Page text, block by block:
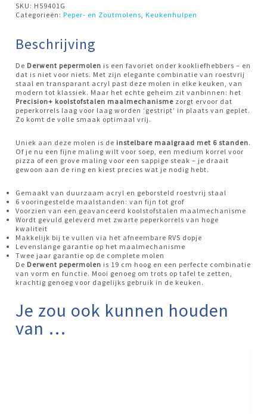
SKU: H59401G
Categorieën:Peper- en Zoutmolens ,Keukenhulpen
Beschrijving
De Derwent pepermolen is een favoriet onder kookliefhebbers – en
dat is niet voor niets. Met zijn elegante combinatie van roestvrij
staal en transparant acryl past deze molen in elke keuken, van
modern tot klassiek. Maar het echte geheim zit vanbinnen: het
Precision+ koolstofstalen maalmechanisme zorgt ervoor dat
peperkorrels laag voor laag worden ‘gestript’ in plaats van geplet.
Zo komt de volle smaak optimaal vrij.
Uniek aan deze molen is de instelbare maalgraad met 6 standen.
Of je nu een fijne maling wilt voor soep, een medium korrel voor
pizza of een grove maling voor een sappige steak – je draait
gewoon aan de ring en kiest precies wat je nodig hebt.
Gemaakt van duurzaam acryl en geborsteld roestvrij staal
6 vooringestelde maalstanden: van fijn tot grof
Voorzien van een geavanceerd koolstofstalen maalmechanisme
Wordt gevuld geleverd met zwarte peperkorrels van hoge
kwaliteit
Makkelijk bij te vullen via het afneembare RVS dopje
Levenslange garantie op het maalmechanisme
Twee jaar garantie op de complete molen
De Derwent pepermolen is 19 cm hoog en een perfecte combinatie
van vorm en functie. Mooi genoeg om trots op tafel te zetten,
krachtig genoeg voor dagelijks gebruik in de keuken.
Je zou ook kunnen houden
van …